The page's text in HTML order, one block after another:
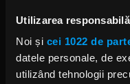
Utilizarea
Noi și cei 1022 de
datele personale, de
utilizând tehnologii